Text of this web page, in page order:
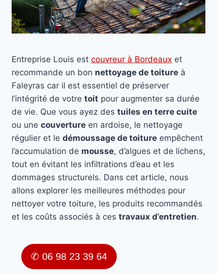
Entreprise Louis est couvreur à Bordeaux et
recommande un bon nettoyage de toiture à
Faleyras car il est essentiel de préserver
l’intégrité de votre toit pour augmenter sa durée
de vie. Que vous ayez des tuiles en terre cuite
ou une couverture en ardoise, le nettoyage
régulier et le démoussage de toiture empêchent
l’accumulation de mousse, d’algues et de lichens,
tout en évitant les infiltrations d’eau et les
dommages structurels. Dans cet article, nous
allons explorer les meilleures méthodes pour
nettoyer votre toiture, les produits recommandés
et les coûts associés à ces travaux d’entretien.
✆ 06 98 23 39 64